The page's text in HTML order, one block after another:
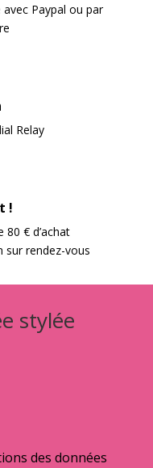
Paypal ou par
Relay
!
80 € d’achat
sur rendez-vous
stylée
des données